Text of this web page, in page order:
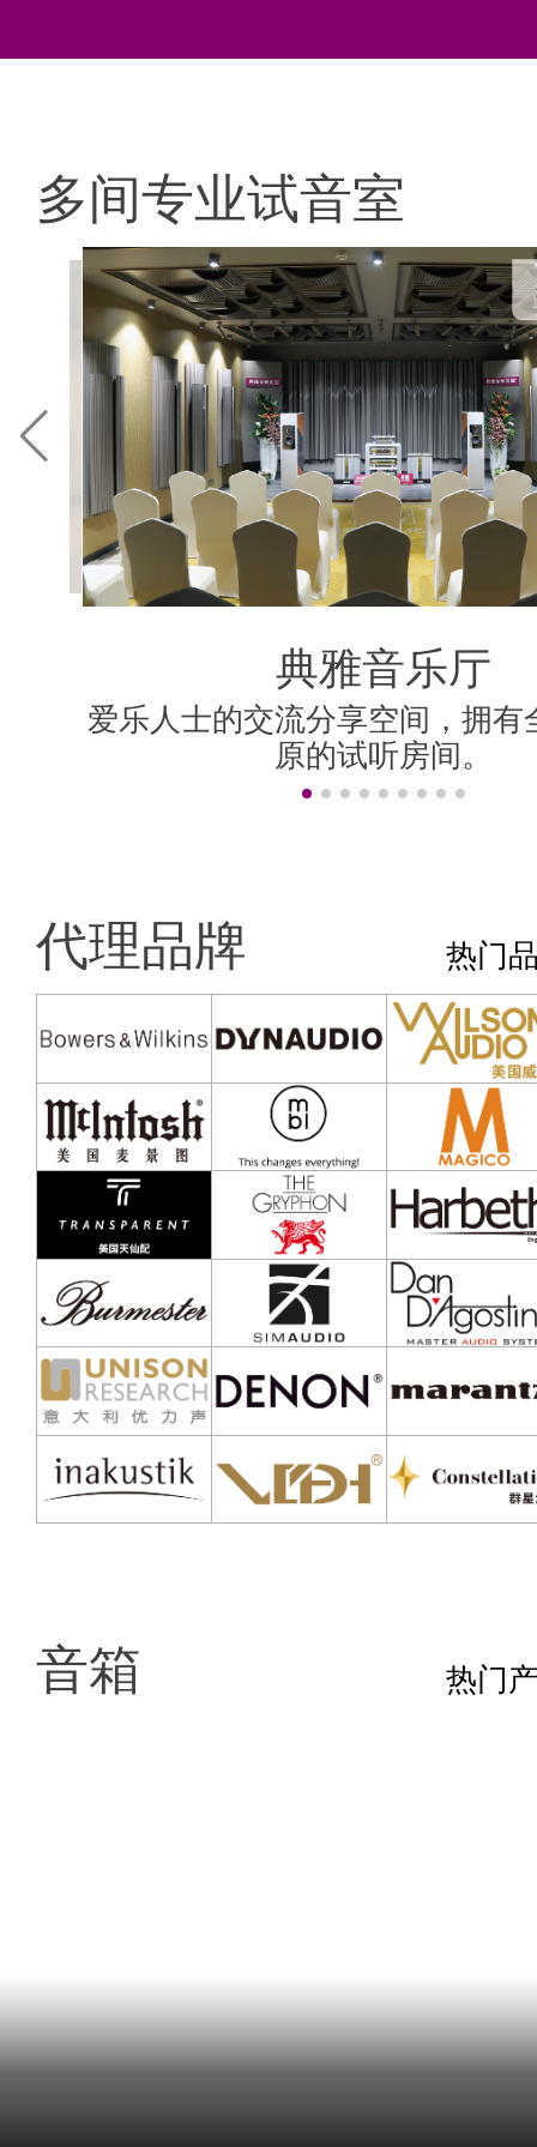
多间专业试音室
香港房
为精巧、简洁、宁静的听音室设
至三人的听音环境。
典雅音乐厅
爱乐人士的交流分享空间，拥有
原的试听房间。
影院房
汇聚Dolby Atmos、DTS:X、
院技术，精准声画移动效
米兰房
主题风格各异的声学房，拥有
间，都以无损声学处理方
伦敦房
设计理念是保持英式贵族风格，
居大厅无异。
上海房
“旧上海”风格，置身其中，轻啜
的乐韵中悠然自得！
柏林房
设计简洁，全房建材主要用白雪
面加上德国式建筑线条图案，
非常时尚。
纽约房
可调音设计，房间的音频响应
的。
好莱坞房
采用 顶级的AV视听器材，营造
效果。
香港房
为精巧、简洁、宁静的听音室设
至三人的听音环境。
典雅音乐厅
爱乐人士的交流分享空间，拥有
原的试听房间。
代理品牌 热门
音箱 热门